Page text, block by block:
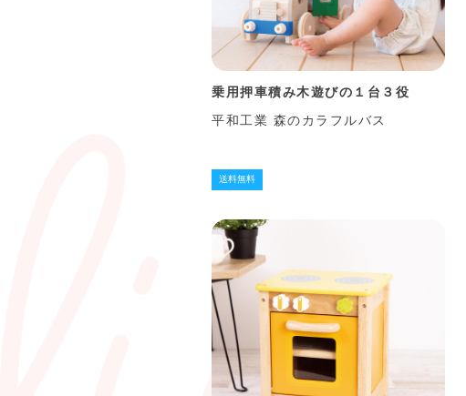
乗用押車積み木遊びの１台３役
平和工業 森のカラフルバス
送料無料